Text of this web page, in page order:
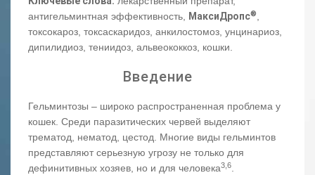
антигельминтная эффективность, МаксиДропс®,
токсокароз, токсаскаридоз, анкилостомоз, унцинариоз,
дипилидиоз, тениидоз, альвеококкоз, кошки.
Введение
Гельминтозы – широко распространенная проблема у
кошек. Среди паразитических червей выделяют
трематод, нематод, цестод. Многие виды гельминтов
представляют серьезную угрозу не только для
дефинитивных хозяев, но и для человека3,6.